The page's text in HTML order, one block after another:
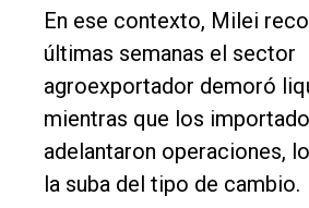
Edición
Empresa
Nosotros
Contacto
En ese contexto, Milei
últimas semanas el sector
agroexportador demoró
mientras que los
adelantaron operaciones,
la suba del tipo de cambio.